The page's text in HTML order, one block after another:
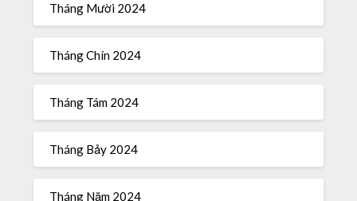
Tháng Mười 2024
Tháng Chín 2024
Tháng Tám 2024
Tháng Bảy 2024
Tháng Năm 2024